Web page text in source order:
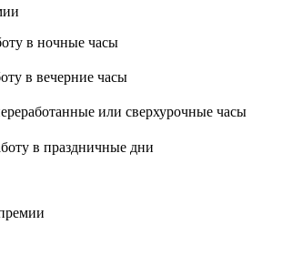
в ночные часы
в вечерние часы
или сверхурочные часы
в праздничные дни